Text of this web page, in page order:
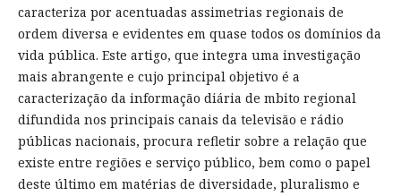
caracteriza por acentuadas assimetrias regionais de
ordem diversa e evidentes em quase todos os domínios da
vida pública. Este artigo, que integra uma investigação
mais abrangente e cujo principal objetivo é a
caracterização da informação diária de mbito regional
difundida nos principais canais da televisão e rádio
públicas nacionais, procura refletir sobre a relação que
existe entre regiões e serviço público, bem como o papel
deste último em matérias de diversidade, pluralismo e